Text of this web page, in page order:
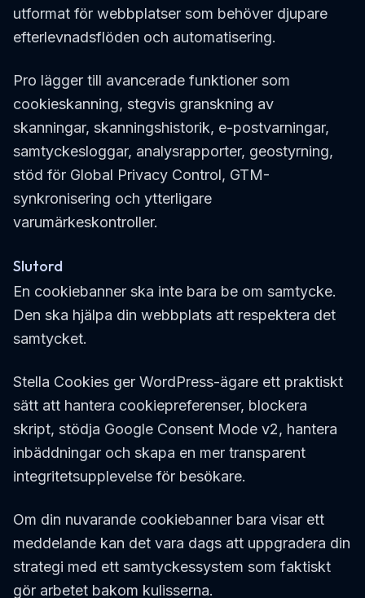
utformat för webbplatser som behöver djupare
efterlevnadsflöden och automatisering.
Pro lägger till avancerade funktioner som
cookieskanning, stegvis granskning av
skanningar, skanningshistorik, e-postvarningar,
samtyckesloggar, analysrapporter, geostyrning,
stöd för Global Privacy Control, GTM-
synkronisering och ytterligare
varumärkeskontroller.
Slutord
En cookiebanner ska inte bara be om samtycke.
Den ska hjälpa din webbplats att respektera det
samtycket.
Stella Cookies ger WordPress-ägare ett praktiskt
sätt att hantera cookiepreferenser, blockera
skript, stödja Google Consent Mode v2, hantera
inbäddningar och skapa en mer transparent
integritetsupplevelse för besökare.
Om din nuvarande cookiebanner bara visar ett
meddelande kan det vara dags att uppgradera din
strategi med ett samtyckessystem som faktiskt
gör arbetet bakom kulisserna.